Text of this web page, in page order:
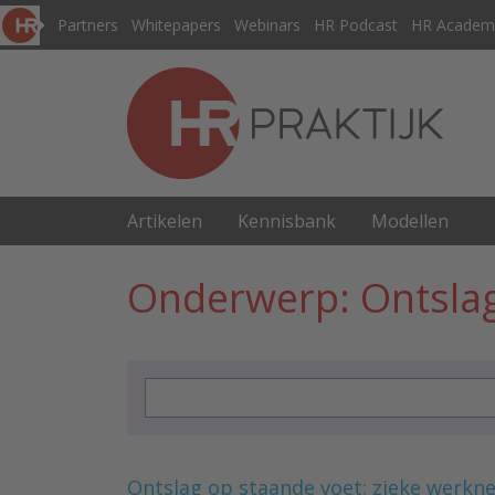
Partners Whitepapers Webinars HR Podcast HR
Artikelen Kennisbank Modellen
Onderwerp:
Ontslag op staande voet: zieke